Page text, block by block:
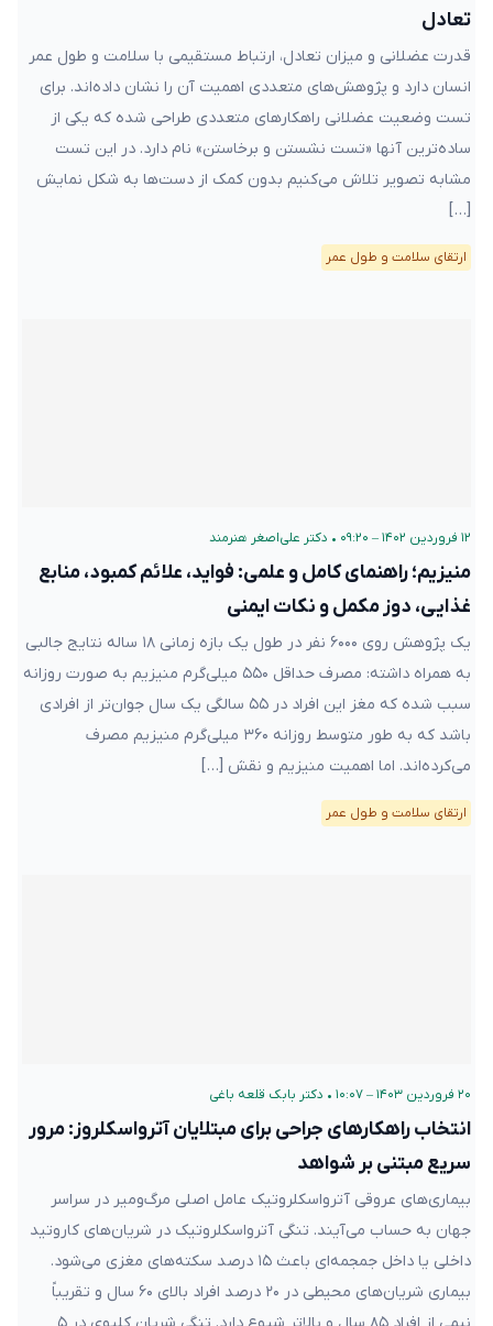
تعادل
قدرت عضلانی و میزان تعادل، ارتباط مستقیمی با سلامت و طول عمر
انسان دارد و پژوهش‌های متعددی اهمیت آن را نشان‌ داده‌اند. برای
تست وضعیت عضلانی راهکارهای متعددی طراحی شده که یکی از
ساده‌ترین آنها «تست نشستن و برخاستن» نام دارد. در این تست
مشابه تصویر تلاش می‌کنیم بدون کمک از دست‌ها به شکل نمایش
[…]
ارتقای سلامت و طول عمر
۱۲ فروردین ۱۴۰۲ – ۰۹:۲۰ • دکتر علی‌اصغر هنرمند
منیزیم؛ راهنمای کامل و علمی: فواید، علائم کمبود، منابع
غذایی، دوز مکمل و نکات ایمنی
یک پژوهش روی ۶۰۰۰ نفر در طول یک بازه زمانی ۱۸ ساله نتایج جالبی
به همراه داشته: مصرف حداقل ۵۵۰ میلی‌گرم منیزیم به صورت روزانه
سبب شده که مغز این افراد در ۵۵ سالگی یک سال جوان‌تر از افرادی
باشد که به طور متوسط روزانه ۳۶۰ میلی‌گرم منیزیم مصرف
می‌کرده‌اند. اما اهمیت منیزیم و نقش […]
ارتقای سلامت و طول عمر
۲۰ فروردین ۱۴۰۳ – ۱۰:۰۷ • دکتر بابک قلعه‌ باغی
انتخاب راهکارهای جراحی برای مبتلایان آترواسکلروز: مرور
سریع مبتنی بر شواهد
بیماری‌های عروقی آترواسکلروتیک عامل اصلی مرگ‌و‌میر در سراسر
جهان به حساب می‌آیند. تنگی آترواسکلروتیک در شریان‌های کاروتید
داخلی یا داخل جمجمه‌ای باعث ۱۵ درصد سکته‌های مغزی می‌شود.
بیماری شریان‌های محیطی در ۲۰ درصد افراد بالای ۶۰ سال و تقریباً